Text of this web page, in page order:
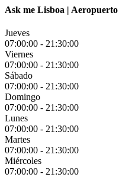
Ask me Lisboa | Aeropuerto
Jueves
07:00:00 - 21:30:00
Viernes
07:00:00 - 21:30:00
Sábado
07:00:00 - 21:30:00
Domingo
07:00:00 - 21:30:00
Lunes
07:00:00 - 21:30:00
Martes
07:00:00 - 21:30:00
Miércoles
07:00:00 - 21:30:00